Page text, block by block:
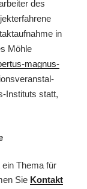
des
in
Möh­le
magnus-
Instituts statt,
The­ma für
Sie Kon­takt